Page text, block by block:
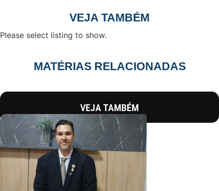
VEJA TAMBÉM
Please select listing to show.
MATÉRIAS RELACIONADAS
VEJA TAMBÉM